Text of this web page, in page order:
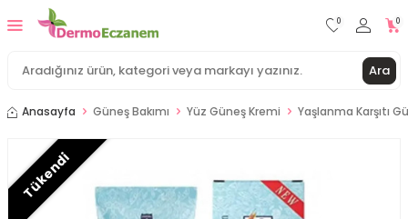
Ara
0 0
Anasayfa Güneş Bakımı Yüz Güneş Kremi Yaşlanma Karşıtı
Tükendi